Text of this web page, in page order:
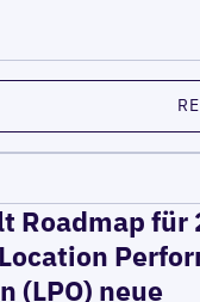
Roadmap für
(LPO) neue